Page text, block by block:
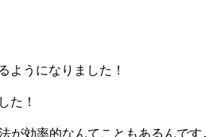
うになりました！
た！
が効率的なんてこともあるんです